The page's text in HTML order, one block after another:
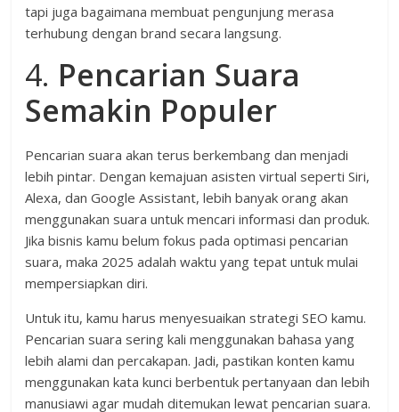
tapi juga bagaimana membuat pengunjung merasa
terhubung dengan brand secara langsung.
4. Pencarian Suara
Semakin Populer
Pencarian suara akan terus berkembang dan menjadi
lebih pintar. Dengan kemajuan asisten virtual seperti Siri,
Alexa, dan Google Assistant, lebih banyak orang akan
menggunakan suara untuk mencari informasi dan produk.
Jika bisnis kamu belum fokus pada optimasi pencarian
suara, maka 2025 adalah waktu yang tepat untuk mulai
mempersiapkan diri.
Untuk itu, kamu harus menyesuaikan strategi SEO kamu.
Pencarian suara sering kali menggunakan bahasa yang
lebih alami dan percakapan. Jadi, pastikan konten kamu
menggunakan kata kunci berbentuk pertanyaan dan lebih
manusiawi agar mudah ditemukan lewat pencarian suara.